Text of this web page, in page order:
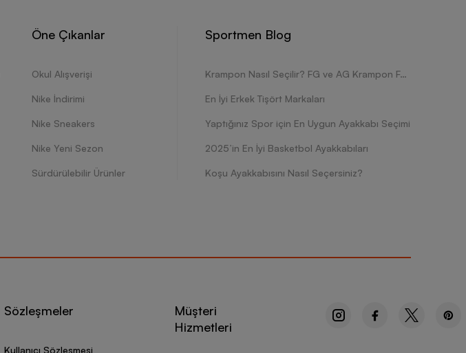
Öne Çıkanlar
Okul Alışverişi
Nike İndirimi
Nike Sneakers
Nike Yeni Sezon
Sürdürülebilir Ürünler
Sportmen Blog
Krampon Nasıl Seçilir? FG ve AG Krampon Farkları Nelerdir?
En İyi Erkek Tişört Markaları
Yaptığınız Spor için En Uygun Ayakkabı Seçimi
2025’in En İyi Basketbol Ayakkabıları
Koşu Ayakkabısını Nasıl Seçersiniz?
Sözleşmeler
Kullanıcı Sözleşmesi
Müşteri
Hizmetleri